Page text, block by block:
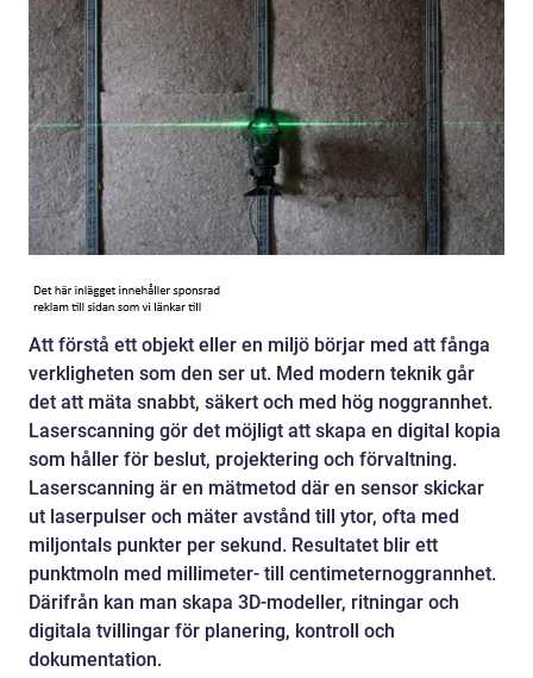
Att förstå ett objekt eller en miljö börjar med att fånga
verkligheten som den ser ut. Med modern teknik går
det att mäta snabbt, säkert och med hög noggrannhet.
Laserscanning gör det möjligt att skapa en digital kopia
som håller för beslut, projektering och förvaltning.
Laserscanning är en mätmetod där en sensor skickar
ut laserpulser och mäter avstånd till ytor, ofta med
miljontals punkter per sekund. Resultatet blir ett
punktmoln med millimeter- till centimeternoggrannhet.
Därifrån kan man skapa 3D-modeller, ritningar och
digitala tvillingar för planering, kontroll och
dokumentation.